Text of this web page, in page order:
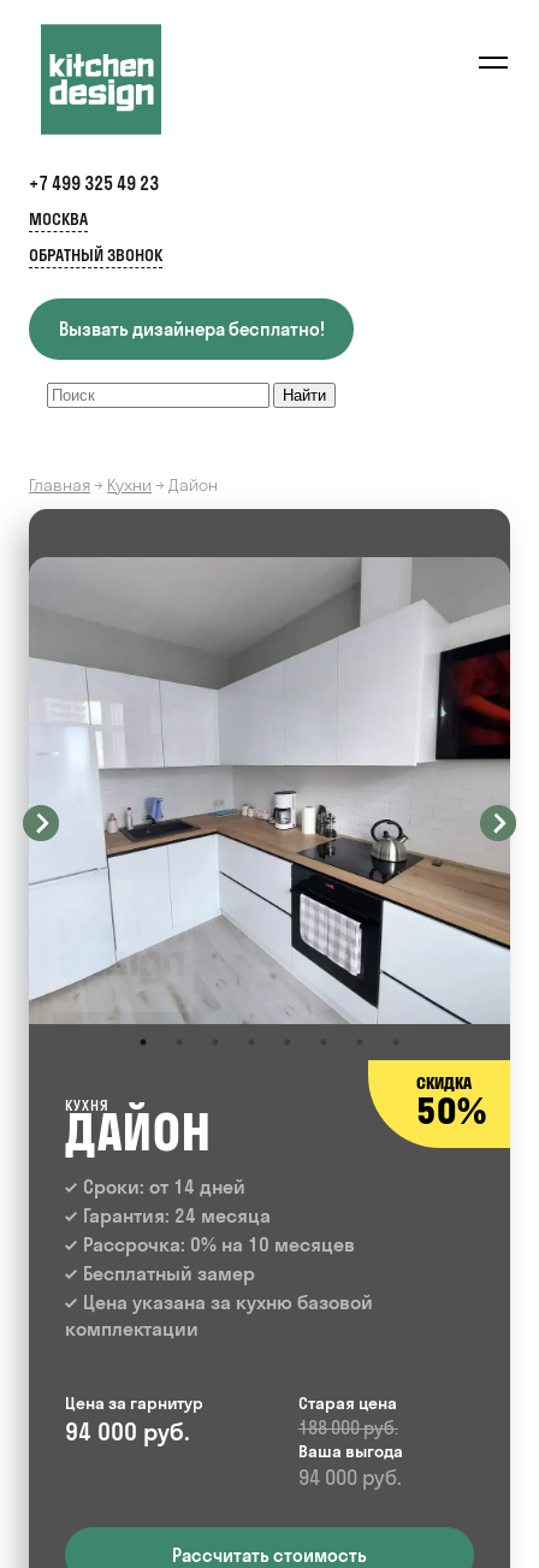
+7 499 325 49 23
МОСКВА
ОБРАТНЫЙ ЗВОНОК
Вызвать дизайнера бесплатно!
Главная→ Кухни → Дайон
СКИДКА
50%
КУХНЯ
ДАЙОН
Сроки: от 14 дней
Гарантия: 24 месяца
Рассрочка: 0% на 10 месяцев
Бесплатный замер
Цена указана за кухню базовой
комплектации
Цена за гарнитур
94 000 руб.
Старая цена
188 000 руб.
Ваша выгода
94 000 руб.
Рассчитать стоимость